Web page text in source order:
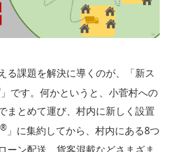
る課題を解決に導くのが、「新ス
」です。何かというと、小菅村への
まとめて運び、村内に新しく設置
®︎ 」に集約してから、村内にある8つ